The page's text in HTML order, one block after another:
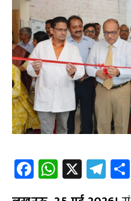
Fa
ce
W
h
X Te
le